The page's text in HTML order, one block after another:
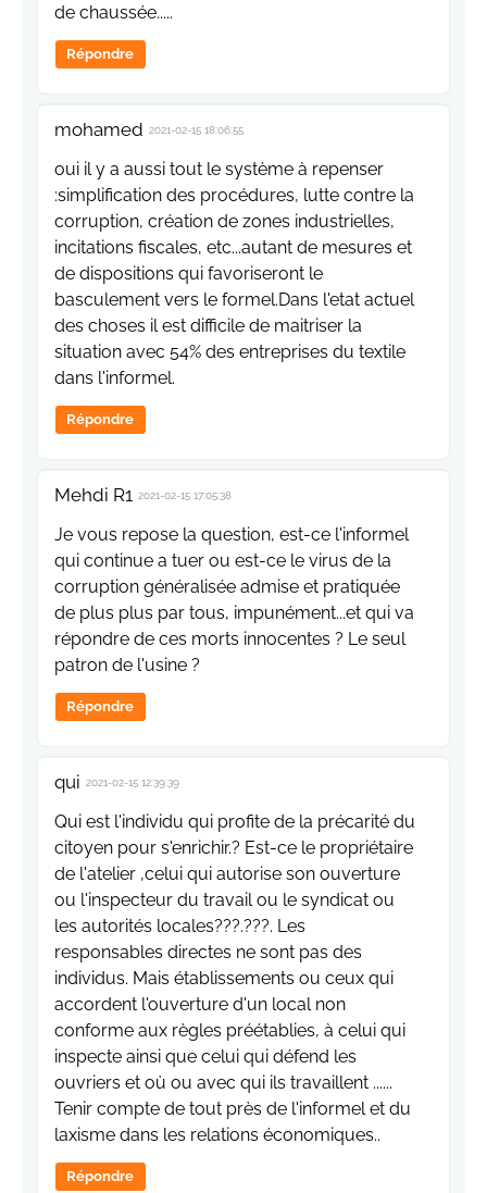
de chaussée.....
Répondre
mohamed 2021-02-15 18:06:55
oui il y a aussi tout le système à repenser
:simplification des procédures, lutte contre la
corruption, création de zones industrielles,
incitations fiscales, etc...autant de mesures et
de dispositions qui favoriseront le
basculement vers le formel.Dans l'etat actuel
des choses il est difficile de maitriser la
situation avec 54% des entreprises du textile
dans l'informel.
Répondre
Mehdi R1 2021-02-15 17:05:38
Je vous repose la question, est-ce l'informel
qui continue a tuer ou est-ce le virus de la
corruption généralisée admise et pratiquée
de plus plus par tous, impunément...et qui va
répondre de ces morts innocentes ? Le seul
patron de l'usine ?
Répondre
qui 2021-02-15 12:39:39
Qui est l'individu qui profite de la précarité du
citoyen pour s'enrichir.? Est-ce le propriétaire
de l'atelier ,celui qui autorise son ouverture
ou l'inspecteur du travail ou le syndicat ou
les autorités locales???.???. Les
responsables directes ne sont pas des
individus. Mais établissements ou ceux qui
accordent l'ouverture d'un local non
conforme aux règles préétablies, à celui qui
inspecte ainsi que celui qui défend les
ouvriers et où ou avec qui ils travaillent ......
Tenir compte de tout près de l'informel et du
laxisme dans les relations économiques..
Répondre